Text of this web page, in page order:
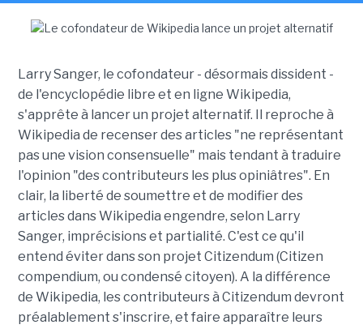
Larry Sanger, le cofondateur - désormais dissident -
de l'encyclopédie libre et en ligne Wikipedia,
s'apprête à lancer un projet alternatif. Il reproche à
Wikipedia de recenser des articles "ne représentant
pas une vision consensuelle" mais tendant à traduire
l'opinion "des contributeurs les plus opiniâtres". En
clair, la liberté de soumettre et de modifier des
articles dans Wikipedia engendre, selon Larry
Sanger, imprécisions et partialité. C'est ce qu'il
entend éviter dans son projet Citizendum (Citizen
compendium, ou condensé citoyen). A la différence
de Wikipedia, les contributeurs à Citizendum devront
préalablement s'inscrire, et faire apparaître leurs